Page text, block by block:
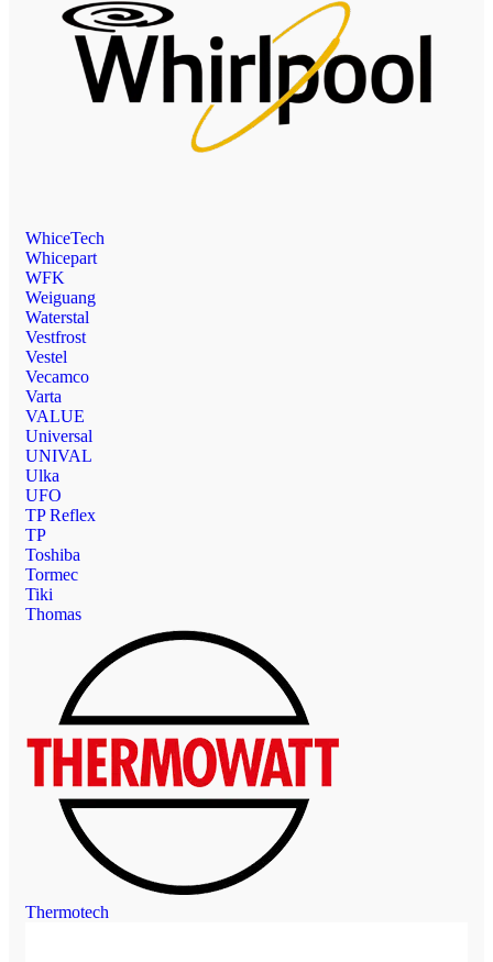
WhiceTech
Whicepart
WFK
Weiguang
Waterstal
Vestfrost
Vestel
Vecamco
Varta
VALUE
Universal
UNIVAL
Ulka
UFO
TP Reflex
TP
Toshiba
Tormec
Tiki
Thomas
Thermotech